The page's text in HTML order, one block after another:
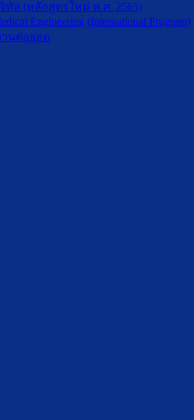
ล (หลักสูตรใหม่ พ.ศ. 2565)
Engineering (International Program)
นต่อยอด